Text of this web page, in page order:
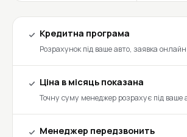
Кредитна програма
Розрахунок під ваше авто, заявка онлайн
Ціна в місяць показана
Точну суму менеджер розрахує під ваше
Менеджер передзвонить